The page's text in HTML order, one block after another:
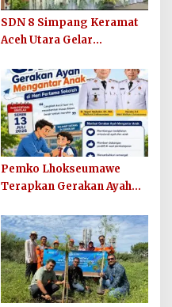
SDN 8 Simpang Keramat
Aceh Utara Gelar
Tahun Ajaran 2026/2027
Pemko Lhokseumawe
Terapkan Gerakan Ayah
Sekolah